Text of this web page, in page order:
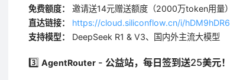
免费额度：
邀请送14元赠送额度（2000万token用量）
直达链接：
https://cloud.siliconflow.cn/i/hDM9hDR6
支持模型：
DeepSeek R1 & V3、国内外主流大模型
3️⃣AgentRouter - 公益站，每日签到送25美元！